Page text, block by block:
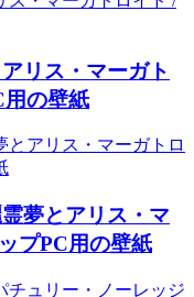
リス・マーガト
用の壁紙
夢とアリス・マ
プPC用の壁紙